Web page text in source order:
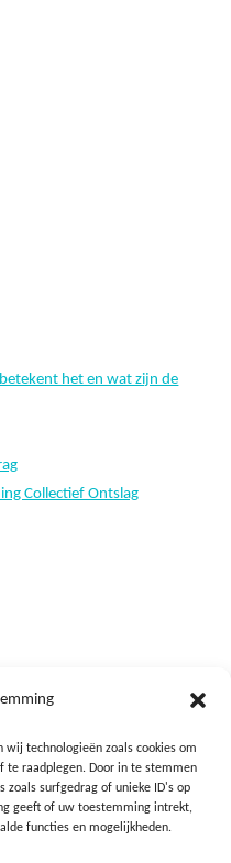
wij technologieën zoals cookies om
raadplegen. Door in te stemmen
zoals surfgedrag of unieke ID's op
geeft of uw toestemming intrekt,
functies en mogelijkheden.
het en wat zijn de
Collectief Ontslag